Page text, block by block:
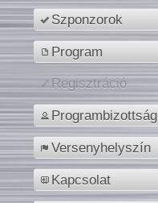
Szponzorok
Program
Regisztráció
Programbizottság
Versenyhelyszín
Kapcsolat